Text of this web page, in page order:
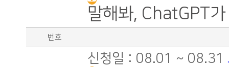
말해봐, ChatGPT
번호
신청일 : 08.01 ~ 08.31